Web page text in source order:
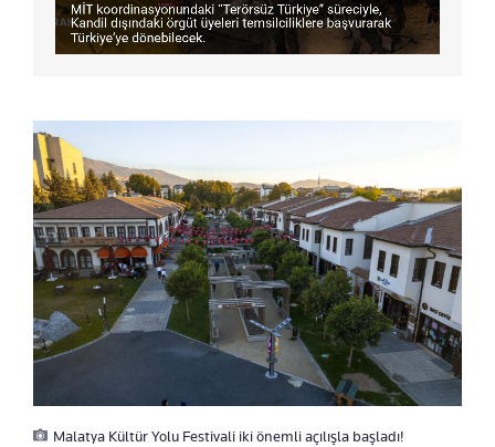
Malatya Kültür Yolu Festivali iki önemli açılışla başladı!